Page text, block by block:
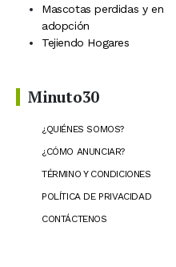
Mascotas perdidas y en
adopción
Tejiendo Hogares
Minuto30
¿QUIÉNES SOMOS?
¿CÓMO ANUNCIAR?
TÉRMINO Y CONDICIONES
POLÍTICA DE PRIVACIDAD
CONTÁCTENOS